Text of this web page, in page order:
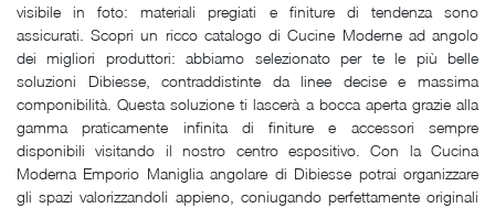
visibile in foto: materiali pregiati e finiture di tendenza sono
assicurati. Scopri un ricco catalogo di Cucine Moderne ad angolo
dei migliori produttori: abbiamo selezionato per te le più belle
soluzioni Dibiesse, contraddistinte da linee decise e massima
componibilità. Questa soluzione ti lascerà a bocca aperta grazie alla
gamma praticamente infinita di finiture e accessori sempre
disponibili visitando il nostro centro espositivo. Con la Cucina
Moderna Emporio Maniglia angolare di Dibiesse potrai organizzare
gli spazi valorizzandoli appieno, coniugando perfettamente originali